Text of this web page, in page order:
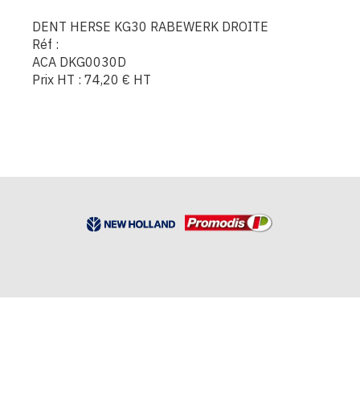
DENT HERSE KG30 RABEWERK DROITE
Réf :
ACA DKG0030D
Prix HT : 74,20 € HT